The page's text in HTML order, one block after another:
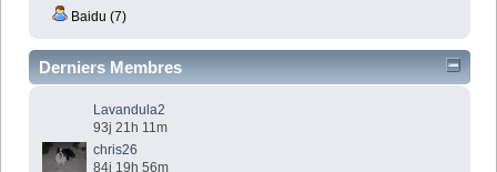
Baidu (7)
Derniers Membres
Lavandula2
93j 21h 11m
chris26
84j 19h 56m